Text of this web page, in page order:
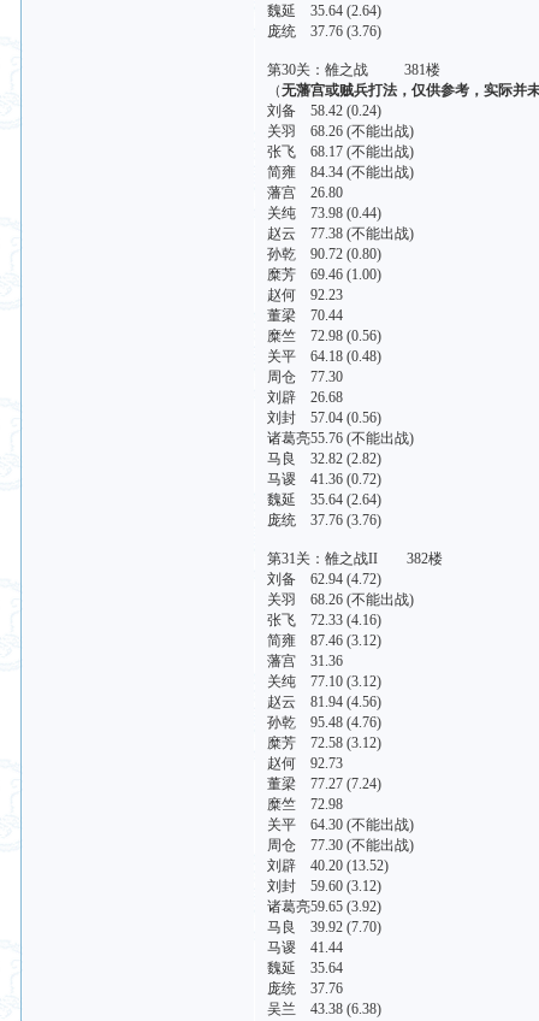
魏延 35.64 (2.64)
庞统 37.76 (3.76)
第30关：雒之战 381楼
（无藩宫或贼兵打法，仅供参考，实际并
刘备 58.42 (0.24)
关羽 68.26 (不能出战)
张飞 68.17 (不能出战)
简雍 84.34 (不能出战)
藩宫 26.80
关纯 73.98 (0.44)
赵云 77.38 (不能出战)
孙乾 90.72 (0.80)
糜芳 69.46 (1.00)
赵何 92.23
董梁 70.44
糜竺 72.98 (0.56)
关平 64.18 (0.48)
周仓 77.30
刘辟 26.68
刘封 57.04 (0.56)
诸葛亮55.76 (不能出战)
马良 32.82 (2.82)
马谡 41.36 (0.72)
魏延 35.64 (2.64)
庞统 37.76 (3.76)
第31关：雒之战II 382楼
刘备 62.94 (4.72)
关羽 68.26 (不能出战)
张飞 72.33 (4.16)
简雍 87.46 (3.12)
藩宫 31.36
关纯 77.10 (3.12)
赵云 81.94 (4.56)
孙乾 95.48 (4.76)
糜芳 72.58 (3.12)
赵何 92.73
董梁 77.27 (7.24)
糜竺 72.98
关平 64.30 (不能出战)
周仓 77.30 (不能出战)
刘辟 40.20 (13.52)
刘封 59.60 (3.12)
诸葛亮59.65 (3.92)
马良 39.92 (7.70)
马谡 41.44
魏延 35.64
庞统 37.76
吴兰 43.38 (6.38)